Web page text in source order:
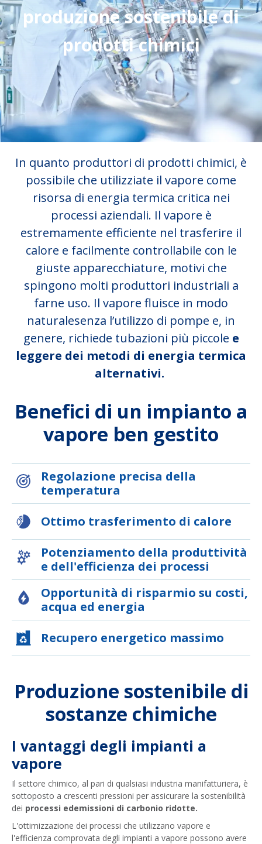
produzione sostenibile di
prodotti chimici
In quanto produttori di prodotti chimici, è
possibile che utilizziate il vapore come
risorsa di energia termica critica nei
processi aziendali. Il vapore è
estremamente efficiente nel trasferire il
calore e facilmente controllabile con le
giuste apparecchiature, motivi che
spingono molti produttori industriali a
farne uso. Il vapore fluisce in modo
naturalesenza l’utilizzo di pompe e, in
genere, richiede tubazioni più piccole e
leggere dei metodi di energia termica
alternativi.
Benefici di un impianto a
vapore ben gestito
Regolazione precisa della
temperatura
Ottimo trasferimento di calore
Potenziamento della produttività
e dell'efficienza dei processi
Opportunità di risparmio su costi,
acqua ed energia
Recupero energetico massimo
Produzione sostenibile di
sostanze chimiche
I vantaggi degli impianti a
vapore
Il settore chimico, al pari di qualsiasi industria manifatturiera, è
sottoposto a crescenti pressioni per assicurare la sostenibilità
dei processi edemissioni di carbonio ridotte.
L'ottimizzazione dei processi che utilizzano vapore e
l'efficienza comprovata degli impianti a vapore possono avere